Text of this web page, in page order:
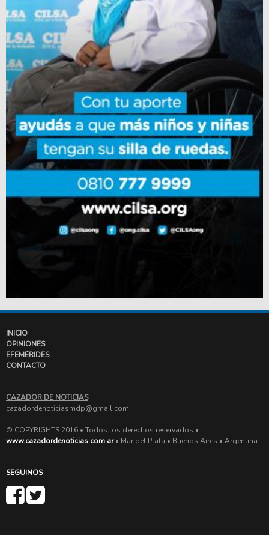
INICIO
OPINIONES
EFEMÉRIDES
CONTACTO
CAZADOR DE NOTICIAS
cazadordenoticiasmdp@gmail.com
© COPYRIGHTS 2016 • Todos los derechos reservados •
www.cazadordenoticias.com.ar• Mar del Plata • Buenos Aires • Argentina
SEGUINOS